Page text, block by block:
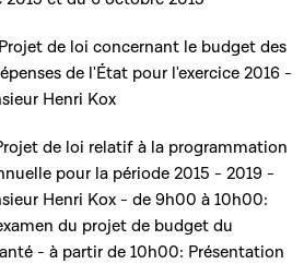
de loi concernant le budget des
de l'État pour l'exercice 2016 -
Henri Kox
de loi relatif à la programmation
pour la période 2015 - 2019 -
Henri Kox - de 9h00 à 10h00:
du projet de budget du
- à partir de 10h00: Présentation